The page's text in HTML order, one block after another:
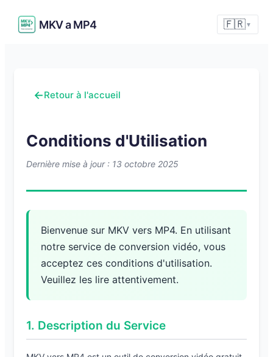
MKV a MP4 🇫🇷▼
←Retour à l'accueil
Conditions d'Utilisation
Dernière mise à jour : 13 octobre 2025
Bienvenue sur MKV vers MP4. En utilisant
notre service de conversion vidéo, vous
acceptez ces conditions d'utilisation.
Veuillez les lire attentivement.
1. Description du Service